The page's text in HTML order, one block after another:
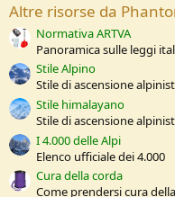
Altre risorse da
Normativa ARTVA
Panoramica sulle leggi
Stile Alpino
Stile di ascensione
Stile himalayano
Stile di ascensione
I 4.000 delle Alpi
Elenco ufficiale dei 4.000
Cura della corda
Come prendersi cura